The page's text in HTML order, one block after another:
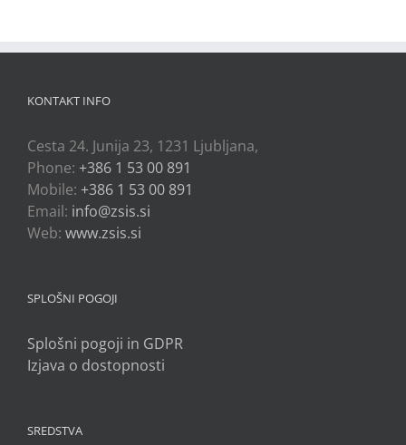
KONTAKT INFO
Cesta 24. Junija 23, 1231 Ljubljana,
Phone: +386 1 53 00 891
Mobile: +386 1 53 00 891
Email: info@zsis.si
Web: www.zsis.si
SPLOŠNI POGOJI
Splošni pogoji in GDPR
Izjava o dostopnosti
SREDSTVA